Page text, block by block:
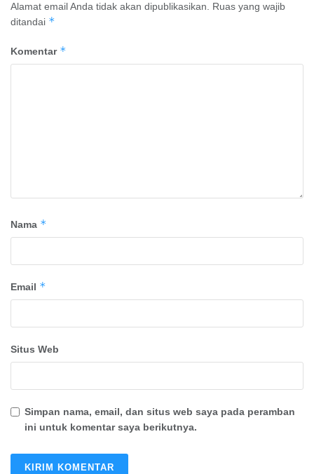
Alamat email Anda tidak akan dipublikasikan.
Ruas yang wajib
ditandai *
Komentar *
Nama *
Email *
Situs Web
Simpan nama, email, dan situs web saya pada peramban
ini untuk komentar saya berikutnya.